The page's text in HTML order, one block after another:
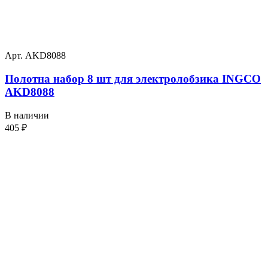
Арт. AKD8088
Полотна набор 8 шт для электролобзика INGCO
AKD8088
В наличии
405 ₽